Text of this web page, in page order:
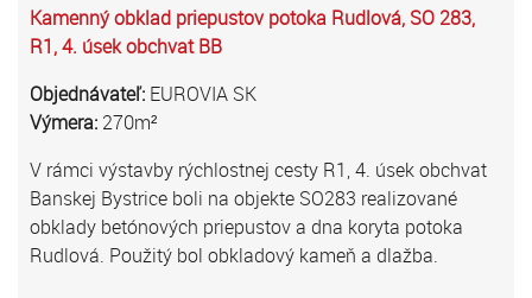
Kamenný obklad priepustov potoka Rudlová, SO 283,
R1, 4. úsek obchvat BB
Objednávateľ: EUROVIA SK
Výmera: 270m²
V rámci výstavby rýchlostnej cesty R1, 4. úsek obchvat
Banskej Bystrice boli na objekte SO283 realizované
obklady betónových priepustov a dna koryta potoka
Rudlová. Použitý bol obkladový kameň a dlažba.